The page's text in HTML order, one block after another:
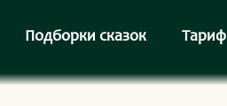
Подборки сказок